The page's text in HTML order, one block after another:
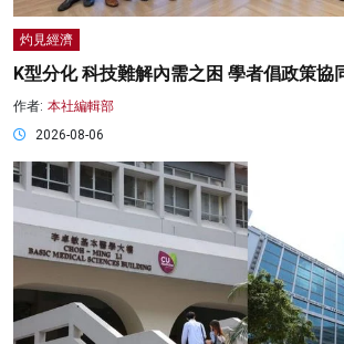
灼見經濟
K型分化 科技難解內需之困 學者倡政策協
作者: 本社編輯部
2026-08-06